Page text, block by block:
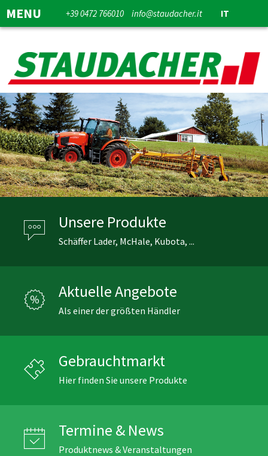
MENU +39 0472 766010 info@staudacher.it IT
Unsere Produkte
Schäffer Lader, McHale, Kubota, ...
Aktuelle Angebote
Als einer der größten Händler
Gebrauchtmarkt
Hier finden Sie unsere Produkte
Termine & News
Produktnews & Veranstaltungen